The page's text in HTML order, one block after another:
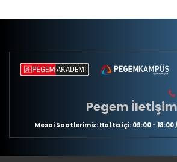
Pegem İletişim
Mesai Saatlerimiz: Hafta içi: 09:00 - 18:00